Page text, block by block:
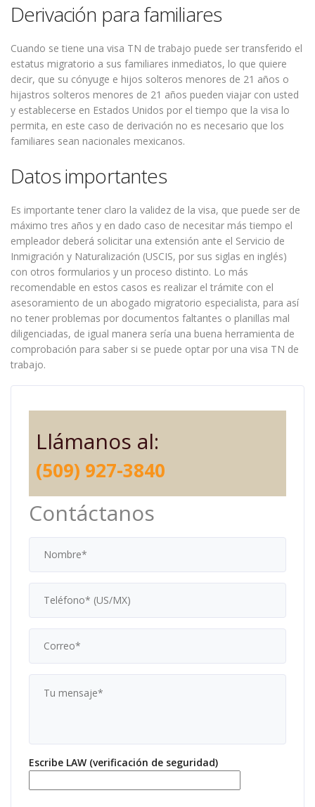
Derivación para familiares
Cuando se tiene una visa TN de trabajo puede ser transferido el
estatus migratorio a sus familiares inmediatos, lo que quiere
decir, que su cónyuge e hijos solteros menores de 21 años o
hijastros solteros menores de 21 años pueden viajar con usted
y establecerse en Estados Unidos por el tiempo que la visa lo
permita, en este caso de derivación no es necesario que los
familiares sean nacionales mexicanos.
Datos importantes
Es importante tener claro la validez de la visa, que puede ser de
máximo tres años y en dado caso de necesitar más tiempo el
empleador deberá solicitar una extensión ante el Servicio de
Inmigración y Naturalización (USCIS, por sus siglas en inglés)
con otros formularios y un proceso distinto. Lo más
recomendable en estos casos es realizar el trámite con el
asesoramiento de un abogado migratorio especialista, para así
no tener problemas por documentos faltantes o planillas mal
diligenciadas, de igual manera sería una buena herramienta de
comprobación para saber si se puede optar por una visa TN de
trabajo.
Llámanos al:
(509) 927-3840
Contáctanos
Escribe LAW (verificación de seguridad)